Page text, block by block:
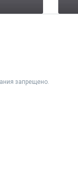
запрещено.